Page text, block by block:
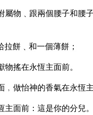
屬物﹑跟兩個腰子和腰
餅﹑和一個薄餅；
搖在永恆主面前。
做怡神的香氣在永恆
面前：這是你的分兒。